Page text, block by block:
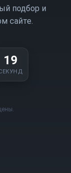
подбор и
сайте.
19